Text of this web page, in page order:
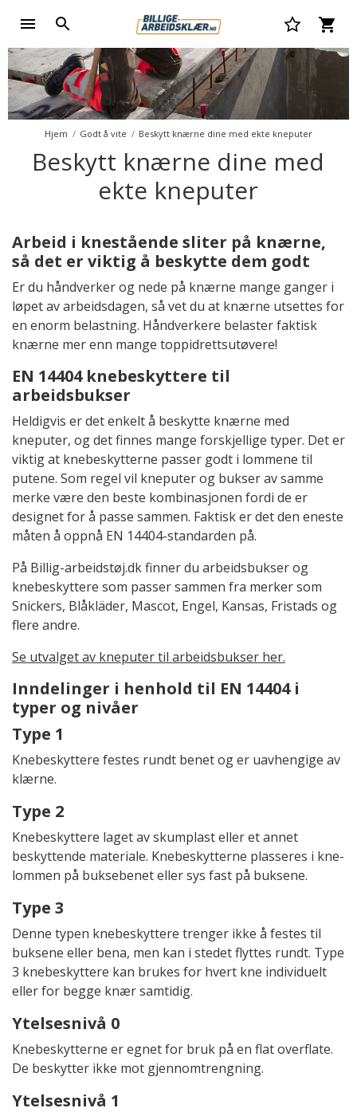
Hjem Godt å vite Beskytt knærne dine med ekte kneputer
Beskytt knærne dine med
ekte kneputer
Arbeid i knestående sliter på knærne,
så det er viktig å beskytte dem godt
Er du håndverker og nede på knærne mange ganger i
løpet av arbeidsdagen, så vet du at knærne utsettes for
en enorm belastning. Håndverkere belaster faktisk
knærne mer enn mange toppidrettsutøvere!
EN 14404 knebeskyttere til
arbeidsbukser
Heldigvis er det enkelt å beskytte knærne med
kneputer, og det finnes mange forskjellige typer. Det er
viktig at knebeskytterne passer godt i lommene til
putene. Som regel vil kneputer og bukser av samme
merke være den beste kombinasjonen fordi de er
designet for å passe sammen. Faktisk er det den eneste
måten å oppnå EN 14404-standarden på.
På Billig-arbeidstøj.dk finner du arbeidsbukser og
knebeskyttere som passer sammen fra merker som
Snickers, Blåkläder, Mascot, Engel, Kansas, Fristads og
flere andre.
Se utvalget av kneputer til arbeidsbukser her.
Inndelinger i henhold til EN 14404 i
typer og nivåer
Type 1
Knebeskyttere festes rundt benet og er uavhengige av
klærne.
Type 2
Knebeskyttere laget av skumplast eller et annet
beskyttende materiale. Knebeskytterne plasseres i kne­
lommen på buksebenet eller sys fast på buksene.
Type 3
Denne typen knebeskyttere trenger ikke å festes til
buksene eller bena, men kan i stedet flyttes rundt. Type
3 knebeskyttere kan brukes for hvert kne individuelt
eller for begge knær samtidig.
Ytelsesnivå 0
Knebeskytterne er egnet for bruk på en flat overflate.
De beskytter ikke mot gjennomtrengning.
Ytelsesnivå 1